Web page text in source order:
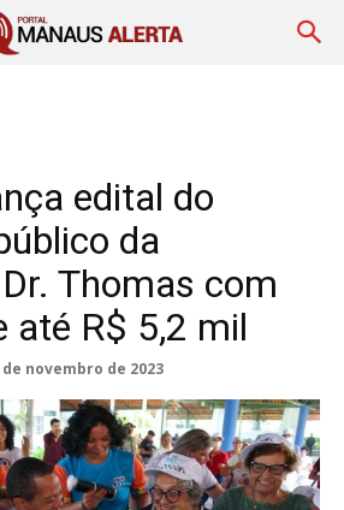
edital do
da
Thomas com
até R$ 5,2 mil
de novembro de 2023